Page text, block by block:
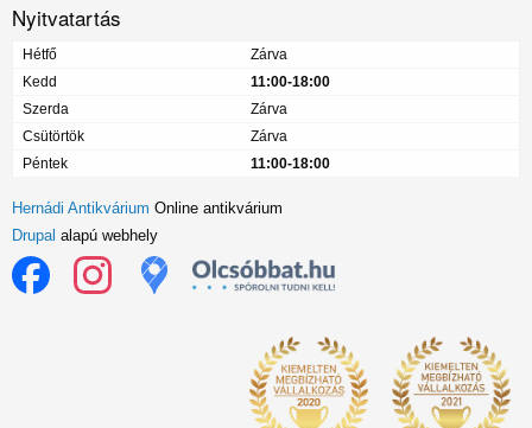
Nyitvatartás
Hétfő
Zárva
Kedd
11:00-18:00
Szerda
Zárva
Csütörtök
Zárva
Péntek
11:00-18:00
Hernádi Antikvárium Online antikvárium
Drupal alapú webhely